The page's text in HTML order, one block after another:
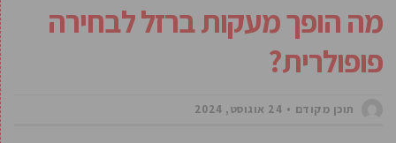
מה הופך מעקות ברזל לבחירה
פופולרית?
תוכן מקודם 24 אוגוסט, 2024